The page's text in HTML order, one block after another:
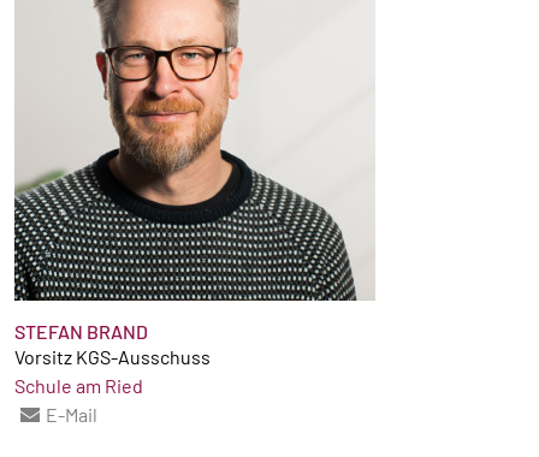
STEFAN BRAND
Vorsitz KGS-Ausschuss
Schule am Ried
E-Mail